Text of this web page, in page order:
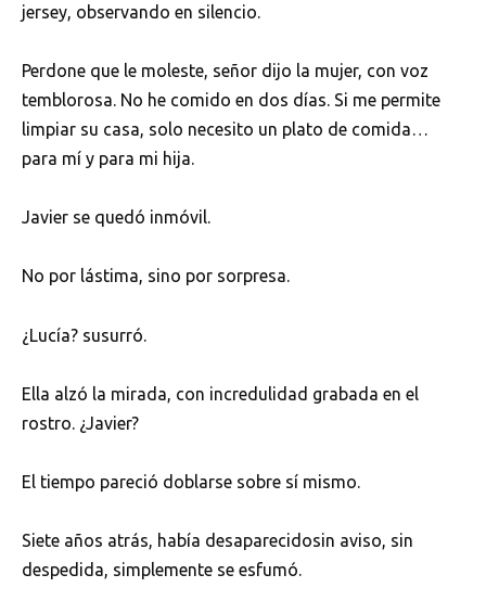
jersey, observando en silencio.
Perdone que le moleste, señor dijo la mujer, con voz
temblorosa. No he comido en dos días. Si me permite
limpiar su casa, solo necesito un plato de comida…
para mí y para mi hija.
Javier se quedó inmóvil.
No por lástima, sino por sorpresa.
¿Lucía? susurró.
Ella alzó la mirada, con incredulidad grabada en el
rostro. ¿Javier?
El tiempo pareció doblarse sobre sí mismo.
Siete años atrás, había desaparecidosin aviso, sin
despedida, simplemente se esfumó.